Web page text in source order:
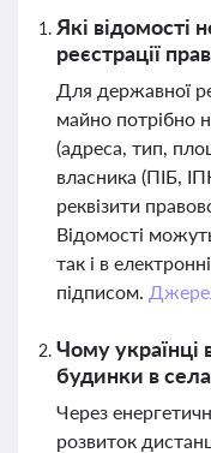
Які відомості
реєстрації
Для державної
майно потрібно
(адреса, тип,
власника (ПІБ,
реквізити
Відомості
так і в
підписом.
Чому українці
будинки в
Через
розвиток